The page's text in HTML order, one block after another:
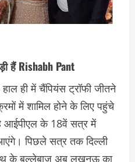
हैं Rishabh Pant
ही में चैंपियंस ट्रॉफी जीतने
में शामिल होने के लिए पहुंचे
आईपीएल के 18वें सत्र में
पिछले सत्र तक दिल्ली
के बल्लेबाज अब लखनऊ का